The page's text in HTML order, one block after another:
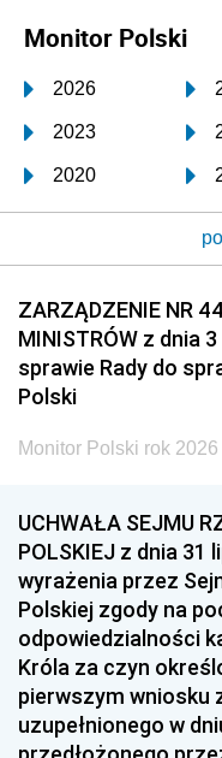
Monitor Polski
2026
2023
2020
2017
2014
2011
2008
2005
1996
1993
1990
1987
1984
1981
ZARZĄDZENIE NR
MINISTRÓW z dnia
sprawie Rady do
Polski
Monitor Polski rok
UCHWAŁA SEJMU
POLSKIEJ z dnia 31
wyrażenia przez
Polskiej zgody na
odpowiedzialności
Króla za czyn
pierwszym wniosku
uzupełnionego w